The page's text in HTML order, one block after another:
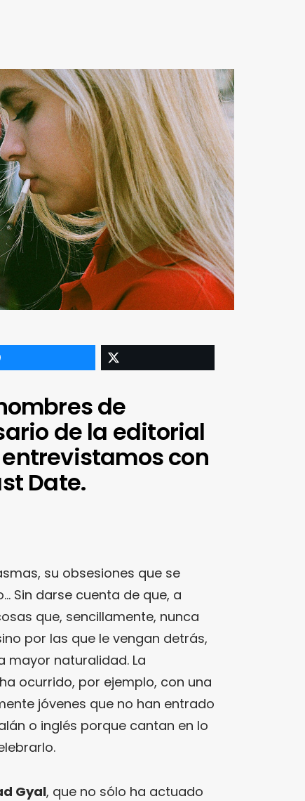
de
de la editorial
entrevistamos con
Date.
su obsesiones que se
Sin darse cuenta de que, a
que, sencillamente, nunca
por las que le vengan detrás,
mayor naturalidad. La
ocurrido, por ejemplo, con una
jóvenes que no han entrado
o inglés porque cantan en lo
Gyal, que no sólo ha actuado